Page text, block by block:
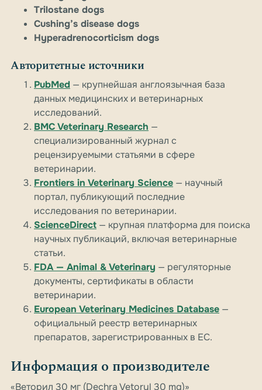
Trilostane dogs
Cushing’s disease dogs
Hyperadrenocorticism dogs
Авторитетные источники
PubMed — крупнейшая англоязычная база
данных медицинских и ветеринарных
исследований.
BMC Veterinary Research —
специализированный журнал с
рецензируемыми статьями в сфере
ветеринарии.
Frontiers in Veterinary Science — научный
портал, публикующий последние
исследования по ветеринарии.
ScienceDirect — крупная платформа для поиска
научных публикаций, включая ветеринарные
статьи.
FDA — Animal & Veterinary — регуляторные
документы, сертификаты в области
ветеринарии.
European Veterinary Medicines Database —
официальный реестр ветеринарных
препаратов, зарегистрированных в ЕС.
Информация о производителе
«Веторил 30 мг (Dechra Vetoryl 30 mg)»